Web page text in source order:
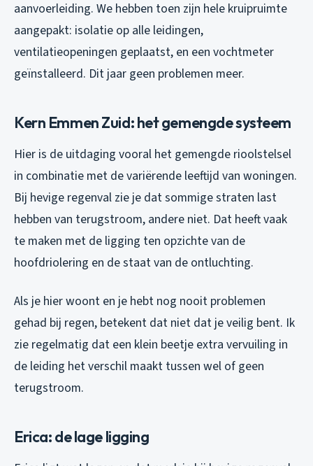
aanvoerleiding. We hebben toen zijn hele kruipruimte
aangepakt: isolatie op alle leidingen,
ventilatieopeningen geplaatst, en een vochtmeter
geïnstalleerd. Dit jaar geen problemen meer.
Kern Emmen Zuid: het gemengde systeem
Hier is de uitdaging vooral het gemengde rioolstelsel
in combinatie met de variërende leeftijd van woningen.
Bij hevige regenval zie je dat sommige straten last
hebben van terugstroom, andere niet. Dat heeft vaak
te maken met de ligging ten opzichte van de
hoofdriolering en de staat van de ontluchting.
Als je hier woont en je hebt nog nooit problemen
gehad bij regen, betekent dat niet dat je veilig bent. Ik
zie regelmatig dat een klein beetje extra vervuiling in
de leiding het verschil maakt tussen wel of geen
terugstroom.
Erica: de lage ligging